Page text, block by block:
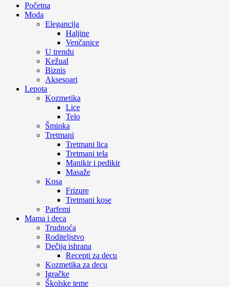
Početna
Moda
Elegancija
Haljine
Venčanice
U trendu
Kežual
Biznis
Aksesoari
Lepota
Kozmetika
Lice
Telo
Šminka
Tretmani
Tretmani lica
Tretmani tela
Manikir i pedikir
Masaže
Kosa
Frizure
Tretmani kose
Parfemi
Mama i deca
Trudnoća
Roditeljstvo
Dečija ishrana
Recepti za decu
Kozmetika za decu
Igračke
Školske teme